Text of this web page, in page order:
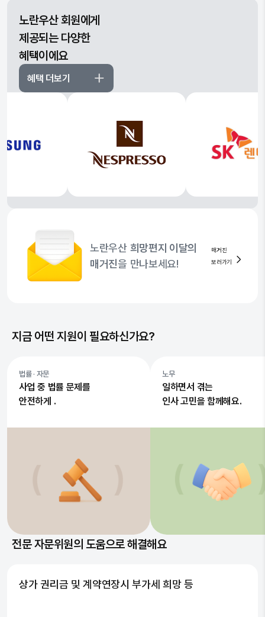
노란우산 회원에게
제공되는 다양한
혜택이에요
혜택 더보기
노란우산 희망편지 이달의
매거진을 만나보세요!
매거진
보러가기
지금 어떤 지원이 필요하신가요?
법률 · 자문
사업 중 법률 문제를
안전하게 .
노무
일하면서 겪는
인사 고민을 함께해요.
전문 자문위원의 도움으로 해결해요
상가 권리금 및 계약연장시 부가세 희망 등